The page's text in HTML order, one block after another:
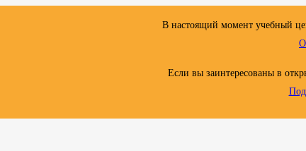
В настоящий момент учебный
Если вы заинтересованы в